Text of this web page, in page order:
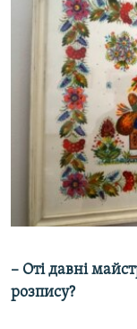
– Оті давні
розпису?